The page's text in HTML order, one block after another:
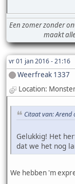
Een zomer zonder
maakt
vr 01 jan 2016 - 21:16
Weerfreak 1337
Location:
Citaat van:
Gelukkig! Het
dat we het nog
We hebben 'm